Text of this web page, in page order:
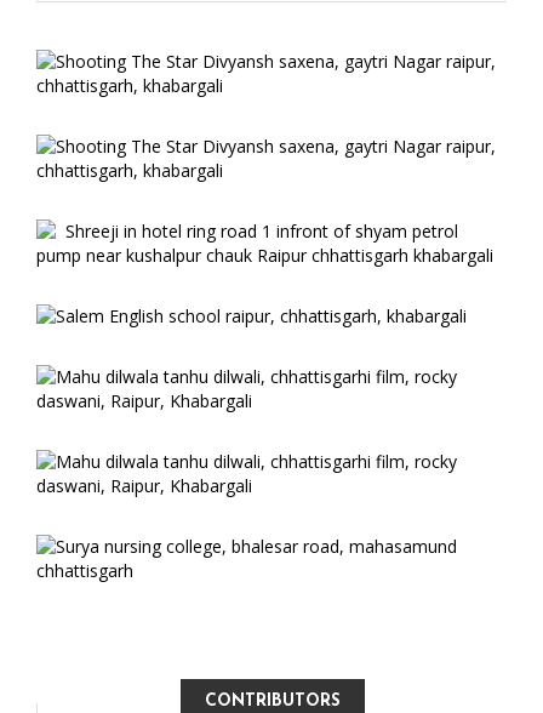
CONTRIBUTORS